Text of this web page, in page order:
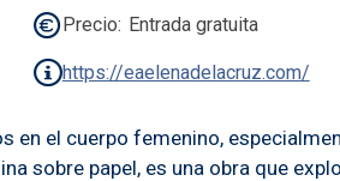
Precio Entrada gratuita
https://eaelenadelacruz.com/
en el cuerpo femenino,
sobre papel, es una obra que